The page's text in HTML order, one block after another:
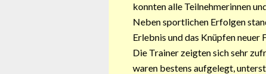
konnten alle Teilnehmerinnen
Neben sportlichen Erfolgen
Erlebnis und das Knüpfen
Die Trainer zeigten sich sehr
waren bestens aufgelegt,